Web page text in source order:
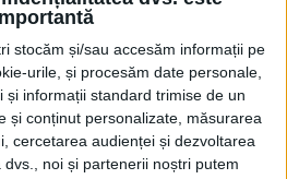
stocăm și/sau accesăm informații pe
urile, și procesăm date personale,
și informații standard trimise de un
și conținut personalizate, măsurarea
cercetarea audienței și dezvoltarea
dvs., noi și partenerii noștri putem
prefectului de poliție din Iași și